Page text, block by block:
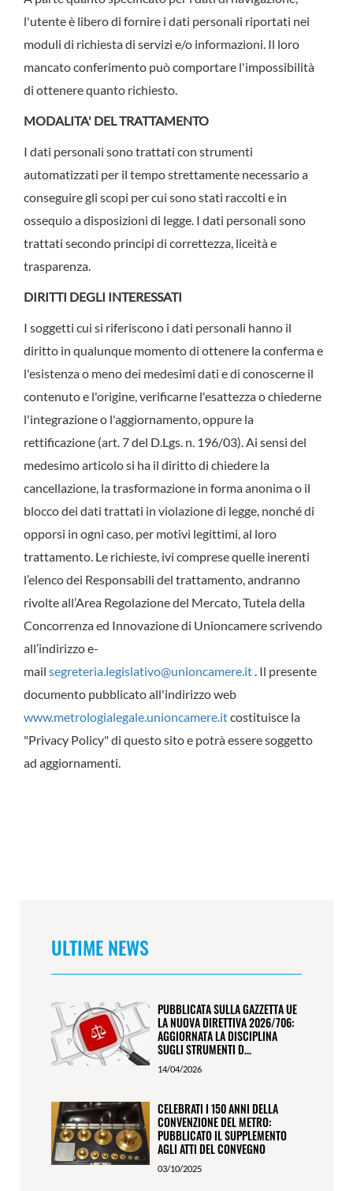
l'utente è libero di fornire i dati personali riportati nei
moduli di richiesta di servizi e/o informazioni. Il loro
mancato conferimento può comportare l'impossibilità
di ottenere quanto richiesto.
MODALITA' DEL TRATTAMENTO
I dati personali sono trattati con strumenti
automatizzati per il tempo strettamente necessario a
conseguire gli scopi per cui sono stati raccolti e in
ossequio a disposizioni di legge. I dati personali sono
trattati secondo principi di correttezza, liceità e
trasparenza.
DIRITTI DEGLI INTERESSATI
I soggetti cui si riferiscono i dati personali hanno il
diritto in qualunque momento di ottenere la conferma e
l'esistenza o meno dei medesimi dati e di conoscerne il
contenuto e l'origine, verificarne l'esattezza o chiederne
l'integrazione o l'aggiornamento, oppure la
rettificazione (art. 7 del D.Lgs. n. 196/03). Ai sensi del
medesimo articolo si ha il diritto di chiedere la
cancellazione, la trasformazione in forma anonima o il
blocco dei dati trattati in violazione di legge, nonché di
opporsi in ogni caso, per motivi legittimi, al loro
trattamento. Le richieste, ivi comprese quelle inerenti
l’elenco dei Responsabili del trattamento, andranno
rivolte all’Area Regolazione del Mercato, Tutela della
Concorrenza ed Innovazione di Unioncamere scrivendo
all’indirizzo e-
mail segreteria.legislativo@unioncamere.it. Il presente
documento pubblicato all'indirizzo web
www.metrologialegale.unioncamere.itcostituisce la
"Privacy Policy" di questo sito e potrà essere soggetto
ad aggiornamenti.
ULTIME NEWS
PUBBLICATA SULLA GAZZETTA UE
LA NUOVA DIRETTIVA 2026/706:
AGGIORNATA LA DISCIPLINA
SUGLI STRUMENTI D...
14/04/2026
CELEBRATI I 150 ANNI DELLA
CONVENZIONE DEL METRO:
PUBBLICATO IL SUPPLEMENTO
AGLI ATTI DEL CONVEGNO
03/10/2025